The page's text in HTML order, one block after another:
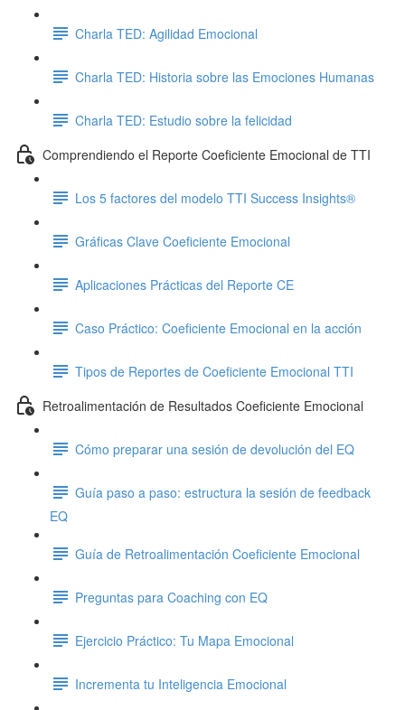
Charla TED: Agilidad Emocional
Charla TED: Historia sobre las Emociones Humanas
Charla TED: Estudio sobre la felicidad
Comprendiendo el Reporte Coeficiente Emocional de TTI
Los 5 factores del modelo TTI Success Insights®
Gráficas Clave Coeficiente Emocional
Aplicaciones Prácticas del Reporte CE
Caso Práctico: Coeficiente Emocional en la acción
Tipos de Reportes de Coeficiente Emocional TTI
Retroalimentación de Resultados Coeficiente Emocional
Cómo preparar una sesión de devolución del EQ
Guía paso a paso: estructura la sesión de feedback
EQ
Guía de Retroalimentación Coeficiente Emocional
Preguntas para Coaching con EQ
Ejercicio Práctico: Tu Mapa Emocional
Incrementa tu Inteligencia Emocional